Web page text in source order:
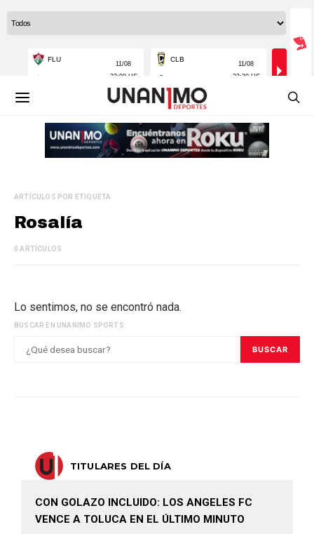
ARTÍCULOS POR ETIQUETA
Rosalía
0 ARTÍCULOS
Lo sentimos, no se encontró nada.
BUSCAR EN UNANIMO SPORTS:
BUSCAR
TITULARES DEL DÍA
CON GOLAZO INCLUIDO: LOS ANGELES FC
VENCE A TOLUCA EN EL ÚLTIMO MINUTO